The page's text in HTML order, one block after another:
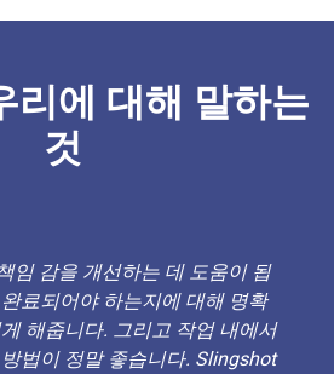
리에 대해 말하는
것
임 감을 개선하는 데 도움이 됩
료되어야 하는지에 대해 명확
해줍니다. 그리고 작업 내에서
법이 정말 좋습니다. Slingshot